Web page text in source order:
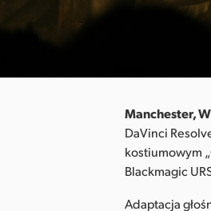
Manchester,
DaVinci
kostiumowym
Blackmagic
Adaptacja